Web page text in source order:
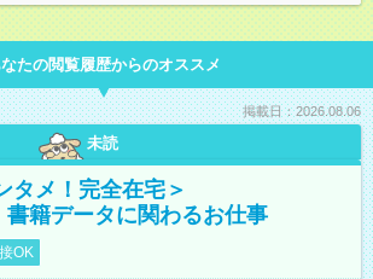
たの閲覧履歴からのオススメ
掲載日：2026.08.06
未読
タメ！完全在宅＞
籍データに関わるお仕事
OK